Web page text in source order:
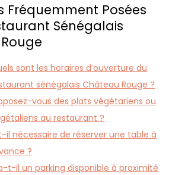
Fréquemment Posées
Sénégalais
sont les horaires d’ouverture du
sénégalais Château Rouge ?
vous des plats végétariens ou
au restaurant ?
il nécessaire de réserver une table à
?
t-il un parking disponible à proximité